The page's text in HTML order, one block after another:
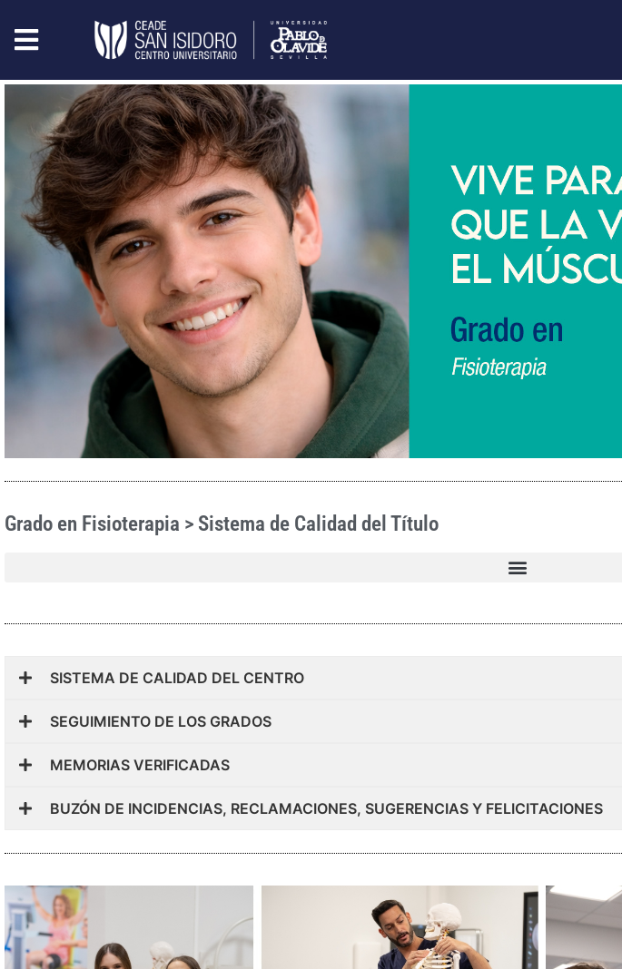
Grado en Fisioterapia > Sistema de Calidad del Título
SISTEMA DE CALIDAD DEL CENTRO
SEGUIMIENTO DE LOS GRADOS
MEMORIAS VERIFICADAS
BUZÓN DE INCIDENCIAS, RECLAMACIONES, SUGERENCIAS Y FELICITACIONES